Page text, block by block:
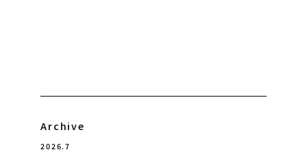
Archive
2026.7